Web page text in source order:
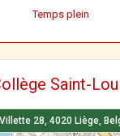
Temps plein
Saint-
28, 4020 Liège,